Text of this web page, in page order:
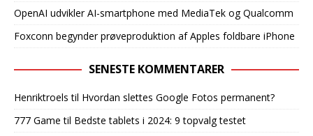
OpenAI udvikler AI-smartphone med MediaTek og Qualcomm
Foxconn begynder prøveproduktion af Apples foldbare iPhone
SENESTE KOMMENTARER
Henriktroels til Hvordan slettes Google Fotos permanent?
777 Game til Bedste tablets i 2024: 9 topvalg testet